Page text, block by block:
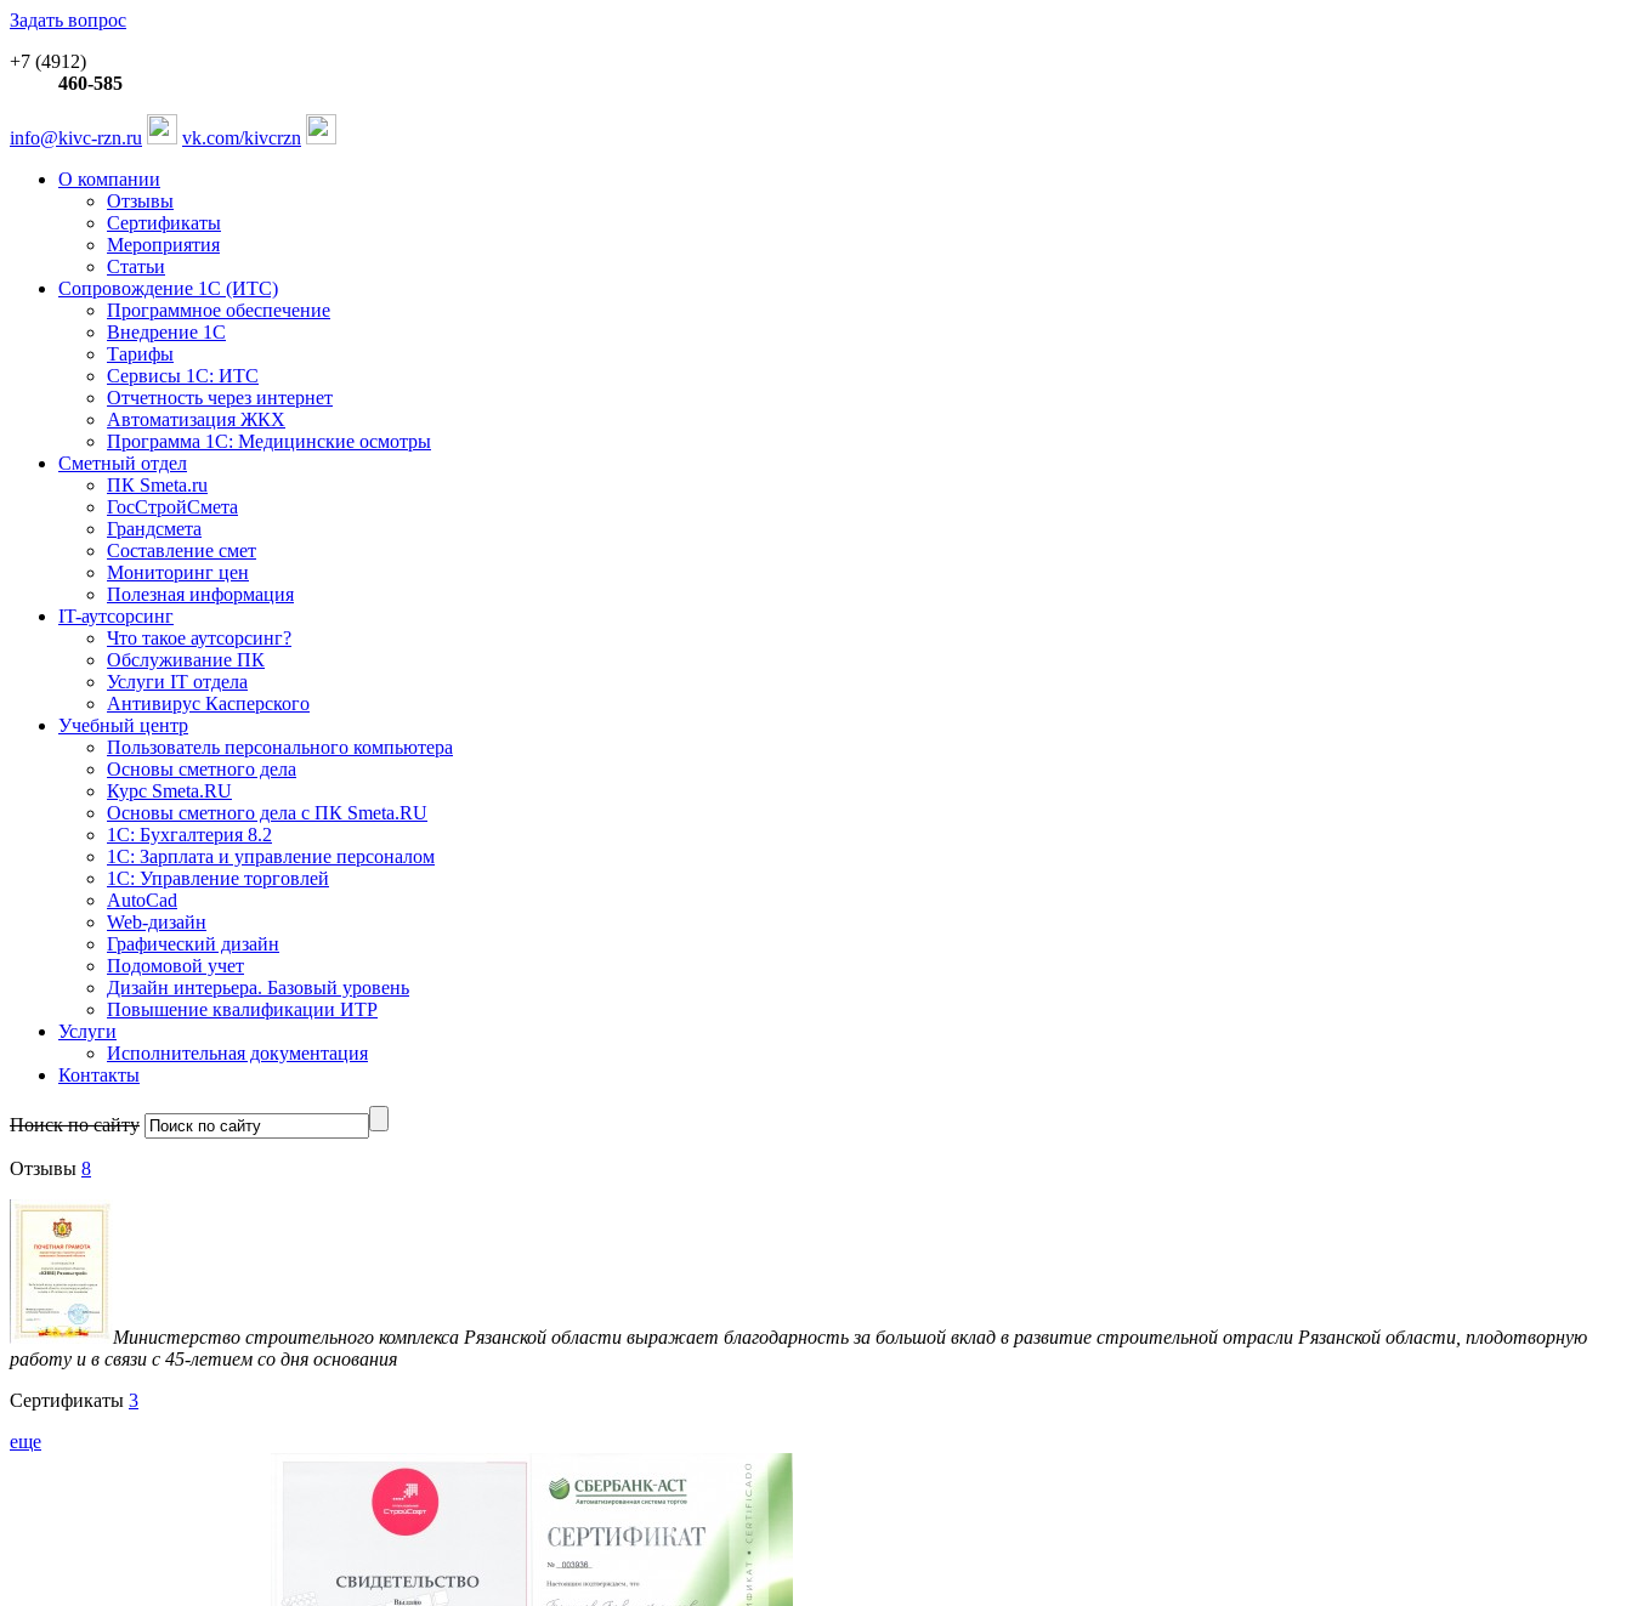
Задать вопрос
+7 (4912)
460-585
info@kivc-rzn.ru
vk.com/kivcrzn
О компании
Отзывы
Сертификаты
Мероприятия
Статьи
Сопровождение 1С (ИТС)
Программное обеспечение
Внедрение 1С
Тарифы
Сервисы 1С: ИТС
Отчетность через интернет
Автоматизация ЖКХ
Программа 1С: Медицинские осмотры
Сметный отдел
ПК Smeta.ru
ГосСтройСмета
Грандсмета
Составление смет
Мониторинг цен
Полезная информация
IT-аутсорсинг
Что такое аутсорсинг?
Обслуживание ПК
Услуги IT отдела
Антивирус Касперского
Учебный центр
Пользователь персонального компьютера
Основы сметного дела
Курс Smeta.RU
Основы сметного дела с ПК Smeta.RU
1С: Бухгалтерия 8.2
1С: Зарплата и управление персоналом
1C: Управление торговлей
AutoCad
Web-дизайн
Графический дизайн
Подомовой учет
Дизайн интерьера. Базовый уровень
Повышение квалификации ИТР
Услуги
Исполнительная документация
Контакты
Поиск по сайту
Отзывы 8
Министерство строительного комплекса Рязанской области выражает благодарность за большой вклад в развитие строительной отрасли Рязанской области, плодотворную
работу и в связи с 45-летием со дня основания
Сертификаты 3
еще